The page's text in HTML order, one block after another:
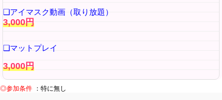
❑アイマスク動画（取り放題）
3,000円
❑マットプレイ
3,000円
◎参加条件 ：特に無し